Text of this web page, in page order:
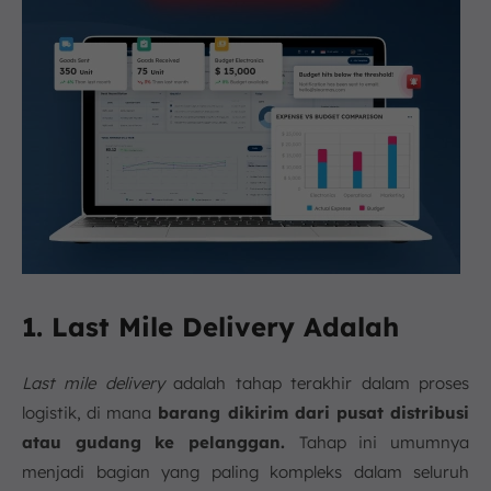
1. Last Mile Delivery Adalah
Last mile deliveryadalah tahap terakhir dalam proses
logistik, di mana barang dikirim dari pusat distribusi
atau gudang ke pelanggan. Tahap ini umumnya
menjadi bagian yang paling kompleks dalam seluruh